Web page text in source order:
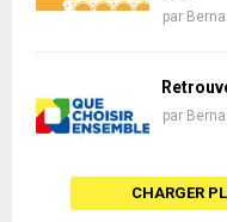
par
par
CHARGER